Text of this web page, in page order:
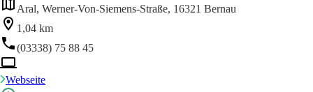
Aral, Werner-Von-Siemens-Straße, 16321 Bernau
1,04 km
(03338) 75 88 45
Webseite